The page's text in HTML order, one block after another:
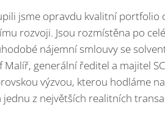
jsme opravdu kvalitní
rozvoji. Jsou rozmístěna po
nájemní smlouvy se
Malíř, generální ředitel a majitel
výzvou, kterou hodláme
jednu z největších realitních